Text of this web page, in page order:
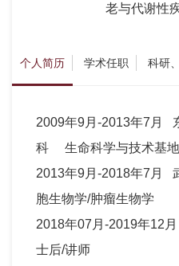
老与代谢性
个人简历 学术任职 科研
2009年9月-2013年7月
科 生命科学与技术基
2013年9月-2018年7
胞生物学/肿瘤生物学
2018年07月-2019
士后/讲师